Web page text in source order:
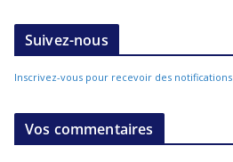
Suivez-nous
Inscrivez-vous pour recevoir des notifications
Vos commentaires